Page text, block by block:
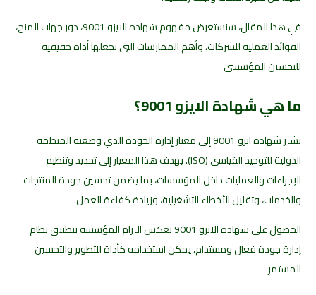
في هذا المقال، سنستعرض مفهوم شهاده الايزو 9001، دور جهات المنح،
الفوائد العملية للشركات، وأهم الممارسات التي تجعلها أداة حقيقية
للتحسين المؤسسي
ما هي شهادة الايزو 9001؟
تشير شهادة ايزو 9001 إلى معيار إدارة الجودة الذي وضعته المنظمة
الدولية للتوحيد القياسي (ISO). يهدف هذا المعيار إلى تحديد وتنظيم
الإجراءات والعمليات داخل المؤسسات، بما يضمن تحسين جودة المنتجات
والخدمات، وتقليل الأخطاء التشغيلية، وزيادة كفاءة العمل.
الحصول على شهادة الايزو 9001 يعكس التزام المؤسسة بتطبيق نظام
إدارة جودة فعال ومستدام، يمكن استخدامه كأداة للتطوير والتحسين
المستمر